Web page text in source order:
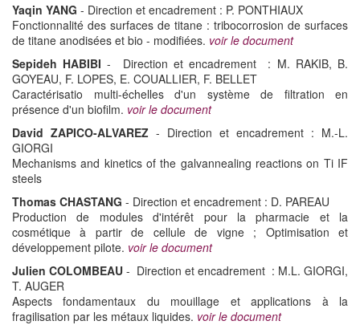
Yaqin YANG - Direction et encadrement : P. PONTHIAUX
Fonctionnalité des surfaces de titane : tribocorrosion de surfaces
de titane anodisées et bio - modifiées. voir le document
Sepideh HABIBI - Direction et encadrement : M. RAKIB, B.
GOYEAU, F. LOPES, E. COUALLIER, F. BELLET
Caractérisatio multi-échelles d'un système de filtration en
présence d'un biofilm. voir le document
David ZAPICO-ALVAREZ - Direction et encadrement : M.-L.
GIORGI
Mechanisms and kinetics of the galvannealing reactions on Ti IF
steels
Thomas CHASTANG - Direction et encadrement : D. PAREAU
Production de modules d'intérêt pour la pharmacie et la
cosmétique à partir de cellule de vigne ; Optimisation et
développement pilote. voir le document
Julien COLOMBEAU - Direction et encadrement : M.L. GIORGI,
T. AUGER
Aspects fondamentaux du mouillage et applications à la
fragilisation par les métaux liquides. voir le document